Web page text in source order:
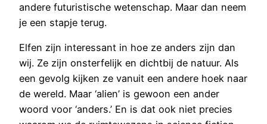
andere futuristische wetenschap. Maar dan neem
je een stapje terug.
Elfen zijn interessant in hoe ze anders zijn dan
wij. Ze zijn onsterfelijk en dichtbij de natuur. Als
een gevolg kijken ze vanuit een andere hoek naar
de wereld. Maar ‘alien’ is gewoon een ander
woord voor ‘anders.’ En is dat ook niet precies